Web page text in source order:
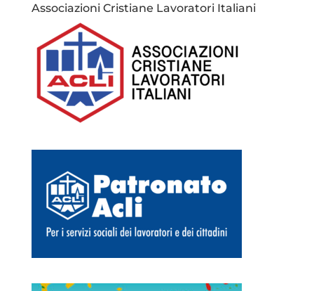
Associazioni Cristiane Lavoratori Italiani